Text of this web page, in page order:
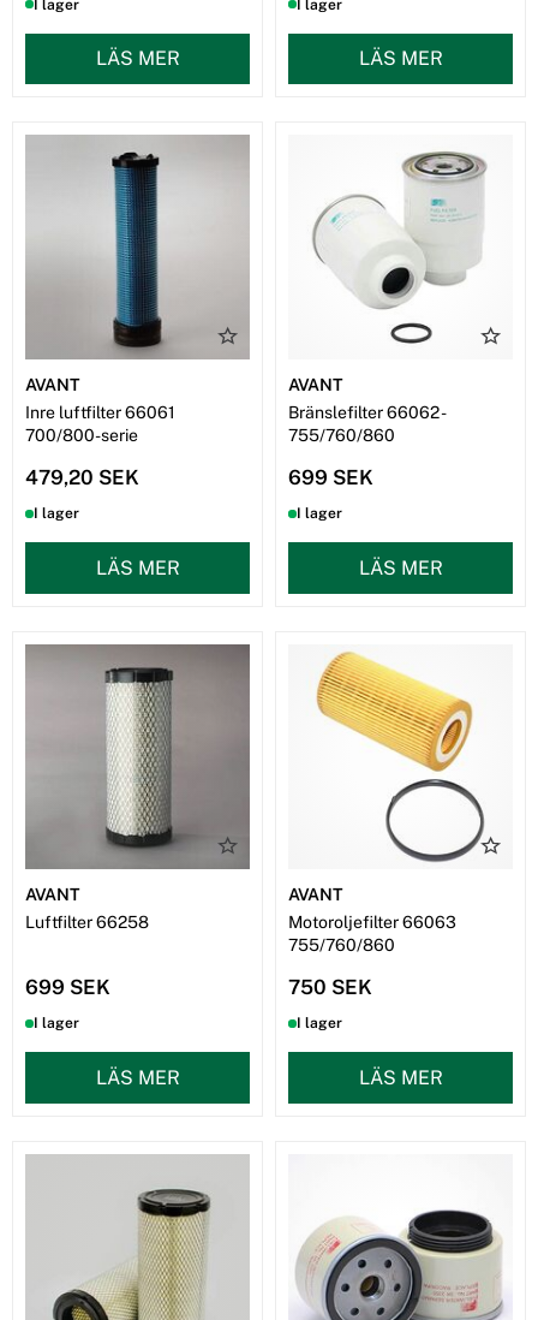
I lager
LÄS MER
I lager
LÄS MER
AVANT
Inre luftfilter 66061
700/800-serie
479,20 SEK
I lager
LÄS MER
AVANT
Bränslefilter 66062 -
755/760/860
699 SEK
I lager
LÄS MER
AVANT
Luftfilter 66258
699 SEK
I lager
LÄS MER
AVANT
Motoroljefilter 66063
755/760/860
750 SEK
I lager
LÄS MER